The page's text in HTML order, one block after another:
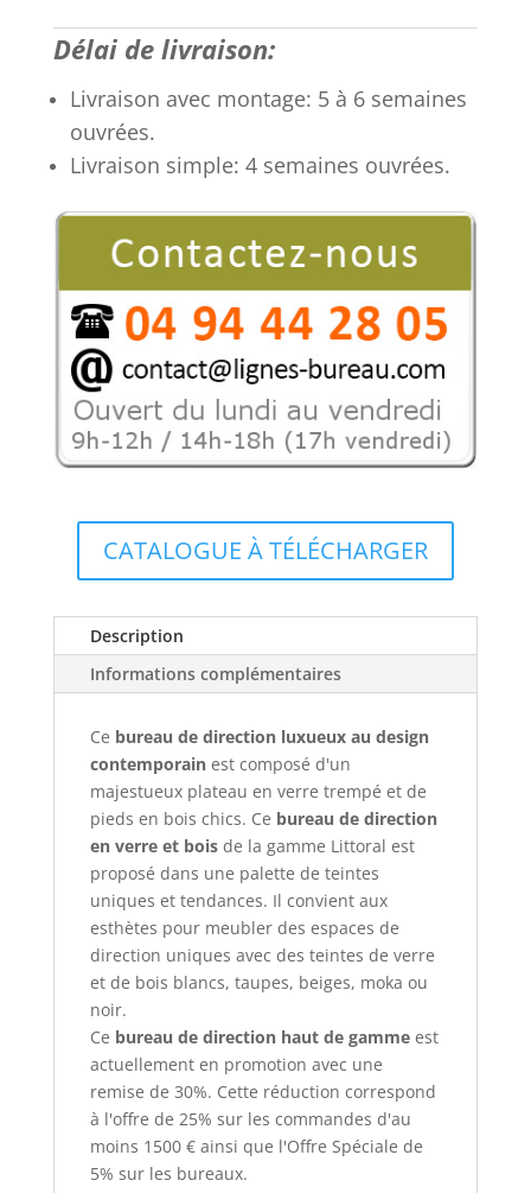
luxe
design
contemporain
en
et
LITTORAL
Délai de livraison:
Livraison avec montage: 5 à 6 semaines
ouvrées.
Livraison simple: 4 semaines ouvrées.
CATALOGUE À TÉLÉCHARGER
Description
Informations complémentaires
Ce bureau de direction luxueux au design
contemporainest composé d'un
majestueux plateau en verre trempé et de
pieds en bois chics. Ce bureau de direction
en verre et boisde la gamme Littoral est
proposé dans une palette de teintes
uniques et tendances. Il convient aux
esthètes pour meubler des espaces de
direction uniques avec des teintes de verre
et de bois blancs, taupes, beiges, moka ou
noir.
Ce bureau de direction haut de gammeest
actuellement en promotion avec une
remise de 30%. Cette réduction correspond
à l'offre de 25% sur les commandes d'au
moins 1500 € ainsi que l'Offre Spéciale de
5% sur les bureaux.